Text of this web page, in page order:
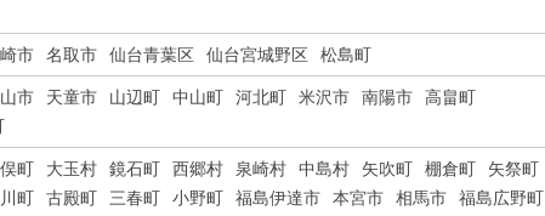
市 名取市 仙台青葉区 仙台宮城野区 松島町
市 天童市 山辺町 中山町 河北町 米沢市 南陽市
高畠町
町 大玉村 鏡石町 西郷村 泉崎村 中島村 矢吹町 棚倉町
矢祭町
町 古殿町 三春町 小野町 福島伊達市 本宮市 相馬市
福島広野町